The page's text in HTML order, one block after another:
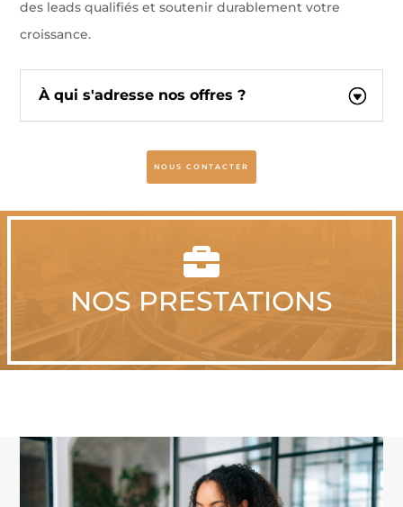
des leads qualifiés et soutenir durablement votre
croissance.
À qui s'adresse nos offres ?
NOUS CONTACTER

NOS PRESTATIONS